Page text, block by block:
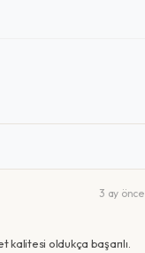
3 ay önce
oldukça başarılı.